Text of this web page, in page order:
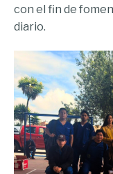
con el fin de
diario.